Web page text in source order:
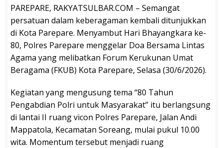
PAREPARE, RAKYATSULBAR.COM – Semangat
persatuan dalam keberagaman kembali ditunjukkan
di Kota Parepare. Menyambut Hari Bhayangkara ke-
80, Polres Parepare menggelar Doa Bersama Lintas
Agama yang melibatkan Forum Kerukunan Umat
Beragama (FKUB) Kota Parepare, Selasa (30/6/2026).
Kegiatan yang mengusung tema “80 Tahun
Pengabdian Polri untuk Masyarakat” itu berlangsung
di lantai II ruang vicon Polres Parepare, Jalan Andi
Mappatola, Kecamatan Soreang, mulai pukul 10.00
wita. Momentum tersebut menjadi ruang